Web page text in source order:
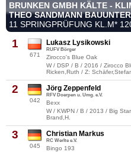
BRUNKEN GMBH KÄLTE -
THEO SANDMANN
11 SPRINGPRÜFUNG KL.M*
1
671
Lukasz Lysikowski
RUFV Börger
Zirocco's Blue Oak
W / DSP / B / 2016 / Zirocco
Ricken,Ruth / Z:
2
042
Jörg Zeppenfeld
RFV Doerpen u. Umg. e.V.
Bexx
W / KWPN / B / 2013 / Big
Brand,H.
3
045
Christian Markus
RC Werlte e.V.
Bingo 193